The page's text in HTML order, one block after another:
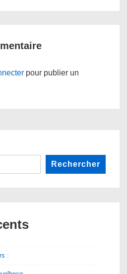
pour publier un
Rechercher
: